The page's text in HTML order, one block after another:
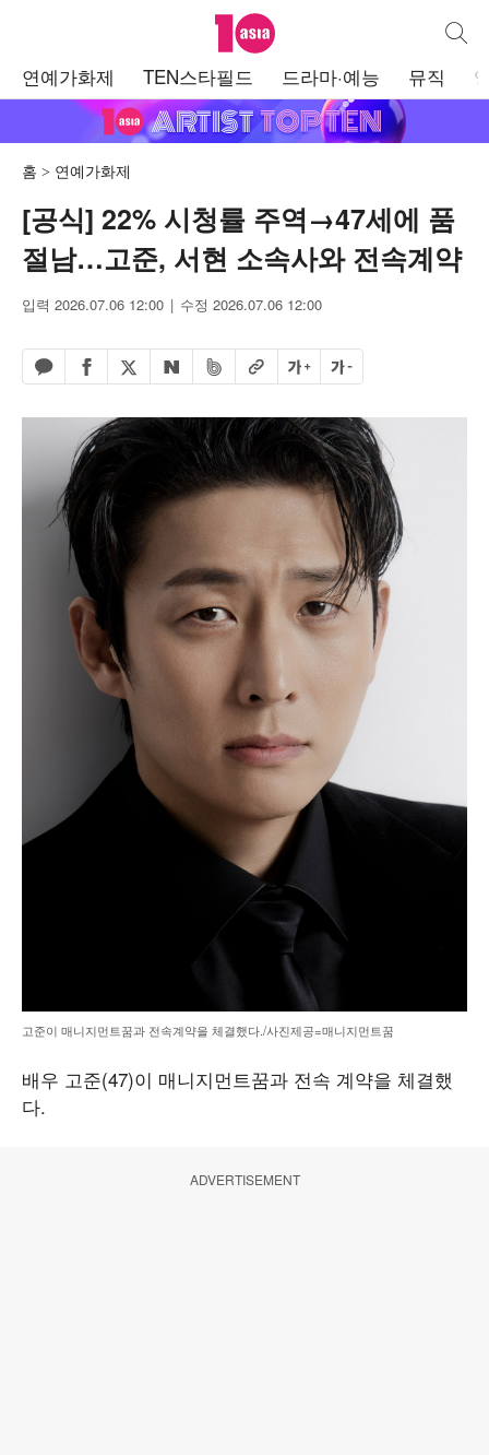
텐아시아 통합
연예가화제 TEN스타필드 드라마·예능 뮤직
홈 연예가화제
[공식] 22% 시청률 주역→47세에 품
절남…고준, 서현 소속사와 전속계약
입력 2026.07.06 12:00 수정 2026.07.06 12:00
카카오톡 공유하기
페이스북 공유하기
엑스 공유하기
네이버 공유하기
밴드 공유하기
URL복사글자 크게글자 작게
고준이 매니지먼트꿈과 전속계약을 체결했다./사진제공=매니지먼트꿈
배우 고준(47)이 매니지먼트꿈과 전속 계약을 체결했
다.
ADVERTISEMENT